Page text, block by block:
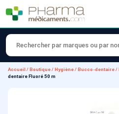
Accueil / Boutique/ Hygiène/ Bucco-dentaire/
dentaire Fluoré 50 m